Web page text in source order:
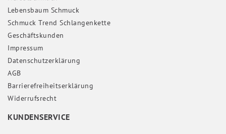
Lebensbaum Schmuck
Schmuck Trend Schlangenkette
Geschäftskunden
Impressum
Daten­schutz­erklärung
AGB
Barrierefreiheitserklärung
Widerrufs­recht
KUNDENSERVICE